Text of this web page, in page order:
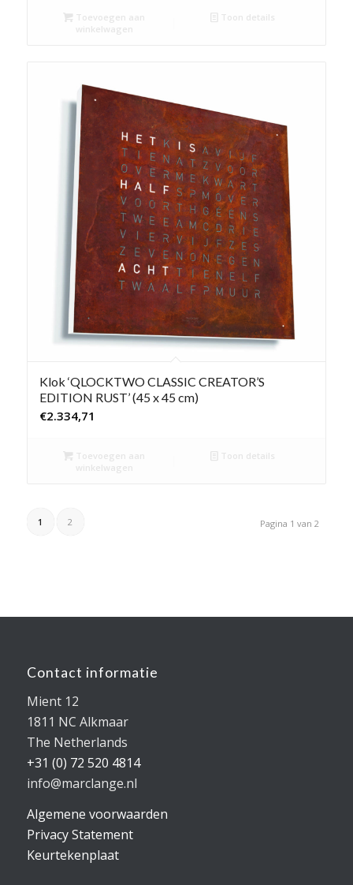
Toevoegen aan
winkelwagen
Toon details
Klok ‘QLOCKTWO CLASSIC CREATOR’S
EDITION RUST’ (45 x 45 cm)
€2.334,71
Toevoegen aan
winkelwagen
Toon details
Pagina 1 van 2
1 2
Contact informatie
Mient 12
1811 NC Alkmaar
The Netherlands
+31 (0) 72 520 4814
info@marclange.nl
Algemene voorwaarden
Privacy Statement
Keurtekenplaat